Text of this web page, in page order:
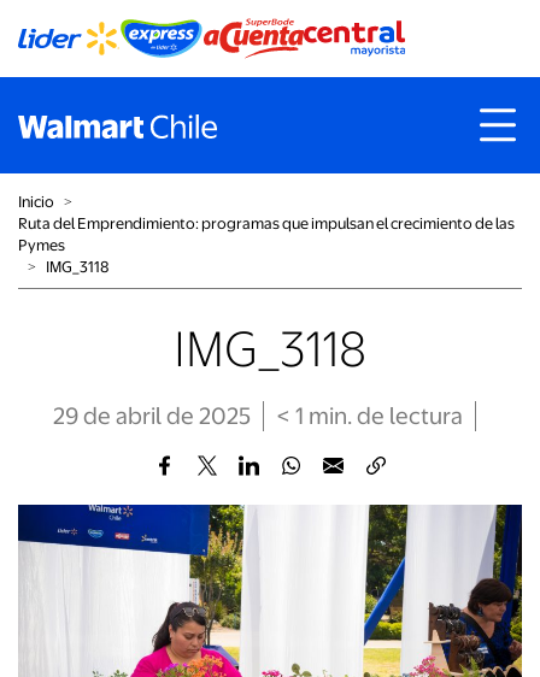
Inicio ˃
Ruta del Emprendimiento: programas que impulsan el crecimiento de las
Pymes
˃
IMG_3118
IMG_3118
29 de abril de 2025 < 1 min. de lectura